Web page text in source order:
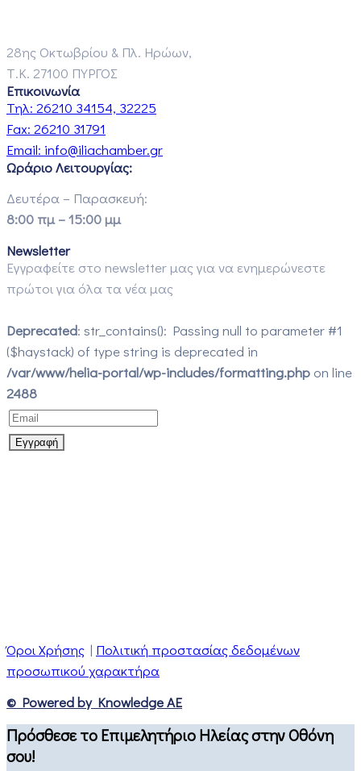
28ης Οκτωβρίου & Πλ. Ηρώων,
Τ.Κ. 27100 ΠΥΡΓΟΣ
Επικοινωνία
Τηλ: 26210 34154, 32225
Fax: 26210 31791
Email: info@iliachamber.gr
Ωράριο Λειτουργίας:
Δευτέρα – Παρασκευή:
8:00 πμ – 15:00 μμ
Newsletter
Εγγραφείτε στο newsletter μας για να ενημερώνεστε
πρώτοι για όλα τα νέα μας
Deprecated: str_contains(): Passing null to parameter #1
($haystack) of type string is deprecated in
/var/www/helia-portal/wp-includes/formatting.php on line
2488
Όροι Χρήσης | Πολιτική προστασίας δεδομένων
προσωπικού χαρακτήρα
© Powered by Knowledge AE
Πρόσθεσε το Επιμελητήριο Ηλείας στην Οθόνη
σου!